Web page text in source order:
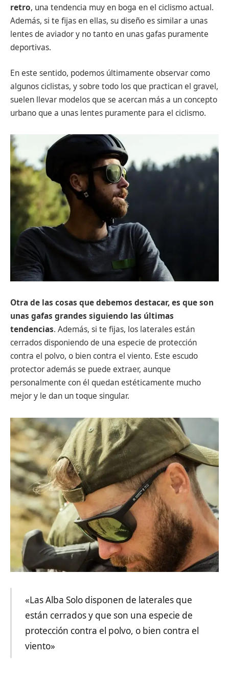
retro, una tendencia muy en boga en el ciclismo actual.
Además, si te fijas en ellas, su diseño es similar a unas
lentes de aviador y no tanto en unas gafas puramente
deportivas.
En este sentido, podemos últimamente observar como
algunos ciclistas, y sobre todo los que practican el gravel,
suelen llevar modelos que se acercan más a un concepto
urbano que a unas lentes puramente para el ciclismo.
Otra de las cosas que debemos destacar, es que son
unas gafas grandes siguiendo las últimas
tendencias. Además, si te fijas, los laterales están
cerrados disponiendo de una especie de protección
contra el polvo, o bien contra el viento. Este escudo
protector además se puede extraer, aunque
personalmente con él quedan estéticamente mucho
mejor y le dan un toque singular.
«Las Alba Solo disponen de laterales que
están cerrados y que son una especie de
protección contra el polvo, o bien contra el
viento»